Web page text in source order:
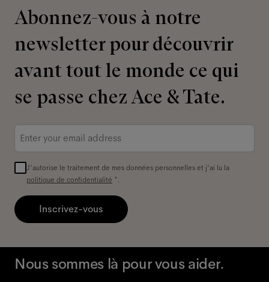
Abonnez-vous à notre
newsletter pour découvrir
avant tout le monde ce qui
se passe chez Ace & Tate.
Adresse
J'autorise le traitement de mes données personnelles et j'ai lu la
politique de confidentialité *.
Inscrivez-vous
Nous sommes là pour vous aider.